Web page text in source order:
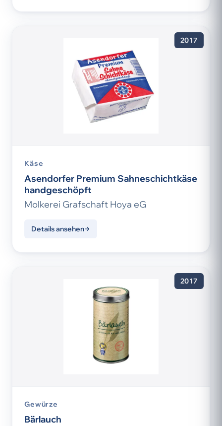
2017
Käse
Asendorfer Premium Sahneschichtkäse
handgeschöpft
Molkerei Grafschaft Hoya eG
Details ansehen
2017
Gewürze
Bärlauch